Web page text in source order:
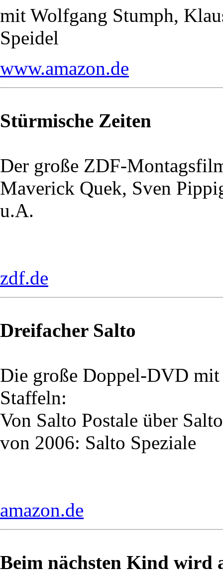
mit Wolfgang Stumph,
Speidel
www.amazon.de
Stürmische Zeiten
Der große ZDF-
Maverick Quek, Sven
u.A.
zdf.de
Dreifacher Salto
Die große Doppel-DVD mit
Staffeln:
Von Salto Postale über
von 2006: Salto Speziale
amazon.de
Beim nächsten Kind wird